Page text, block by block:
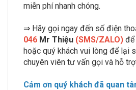
miễn phí nhanh chóng.
⇒ Hãy gọi ngay đến số điện
046 Mr Thiệu (SMS/ZALO)
hoặc quý khách vui lòng để lại
chuyên viên tư vấn gọi và hỗ
Cảm ơn quý khách đã quan